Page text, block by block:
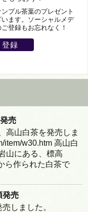
プル茶葉のプレゼント
ます。ソーシャルメデ
登録もお忘れなく！
売
高山白茶を発売しま
item/w30.htm 高山白
山にある、標高
ら作られた白茶で
発売
しました。